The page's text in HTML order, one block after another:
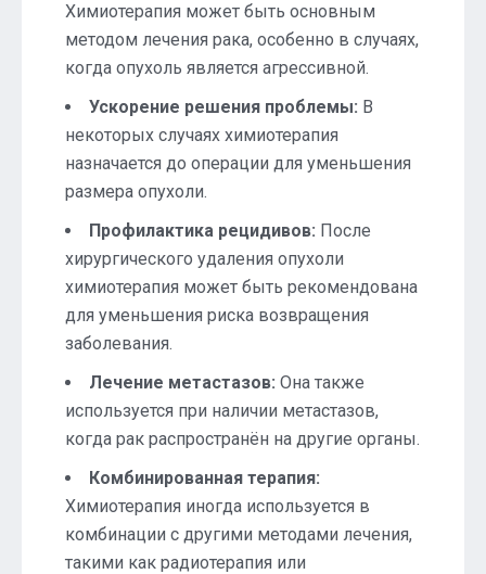
Химиотерапия может быть основным
методом лечения рака, особенно в случаях,
когда опухоль является агрессивной.
Ускорение решения проблемы: В
некоторых случаях химиотерапия
назначается до операции для уменьшения
размера опухоли.
Профилактика рецидивов: После
хирургического удаления опухоли
химиотерапия может быть рекомендована
для уменьшения риска возвращения
заболевания.
Лечение метастазов: Она также
используется при наличии метастазов,
когда рак распространён на другие органы.
Комбинированная терапия:
Химиотерапия иногда используется в
комбинации с другими методами лечения,
такими как радиотерапия или